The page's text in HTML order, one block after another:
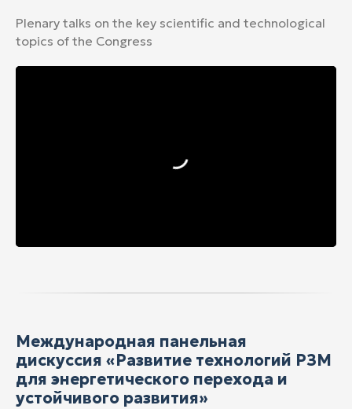
Plenary talks on the key scientific and technological
topics of the Congress
Международная панельная
дискуссия «Развитие технологий РЗМ
для энергетического перехода и
устойчивого развития»